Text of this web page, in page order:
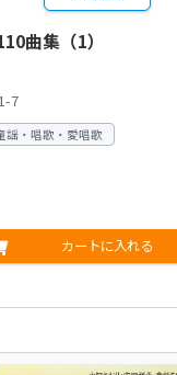
曲集（1）
7
謡・唱歌・愛唱歌
カートに入れる